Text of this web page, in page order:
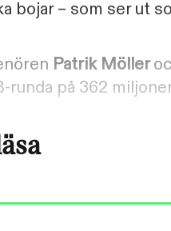
bojar – som ser ut
Patrik Möller
runda på 362